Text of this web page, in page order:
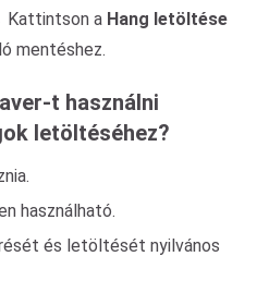
Kattintson a Hang letöltése
mentéshez.
t használni
letöltéséhez?
használható.
és letöltését nyilvános